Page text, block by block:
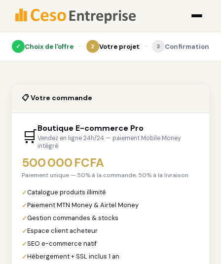
✓ Choix de l'offre 2 Votre projet 3 Confirmation
📋 Votre commande
🛒Boutique E-commerce Pro
Vendez en ligne 24h/24 — paiement Mobile Money
intégré
500 000 FCFA
Paiement unique — 50% à la commande, 50% à la livraison
Catalogue produits illimité
Paiement MTN Money & Airtel Money
Gestion commandes & stocks
Espace client acheteur
SEO e-commerce natif
Hébergement + SSL inclus 1 an